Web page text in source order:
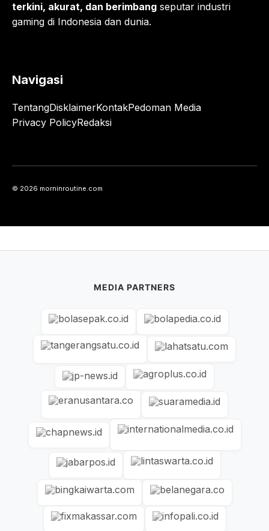
terkini, akurat, dan berimbang seputar industri
gaming di Indonesia dan dunia.
Navigasi
TentangDisklaimerKontakPedoman Media
Privacy PolicyRedaksi
© 2026 morninroutine.com
MEDIA PARTNERS